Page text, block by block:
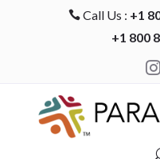
 Call Us : +1
+1 800
